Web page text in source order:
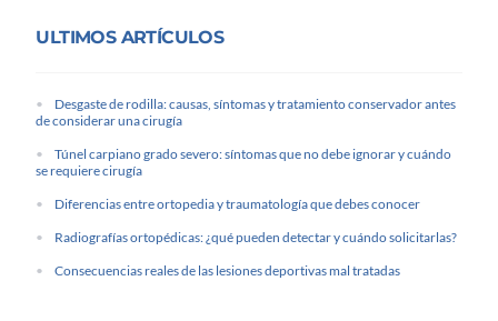
ULTIMOS ARTÍCULOS
Desgaste de rodilla: causas, síntomas y tratamiento conservador antes
de considerar una cirugía
Túnel carpiano grado severo: síntomas que no debe ignorar y cuándo
se requiere cirugía
Diferencias entre ortopedia y traumatología que debes conocer
Radiografías ortopédicas: ¿qué pueden detectar y cuándo solicitarlas?
Consecuencias reales de las lesiones deportivas mal tratadas